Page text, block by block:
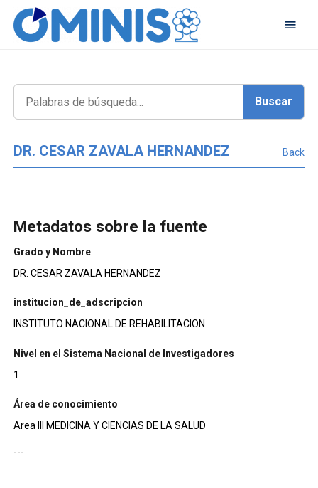
DR. CESAR ZAVALA HERNANDEZ Back
Metadatos sobre la fuente
Grado y Nombre
DR. CESAR ZAVALA HERNANDEZ
institucion_de_adscripcion
INSTITUTO NACIONAL DE REHABILITACION
Nivel en el Sistema Nacional de Investigadores
1
Área de conocimiento
Area III MEDICINA Y CIENCIAS DE LA SALUD
---